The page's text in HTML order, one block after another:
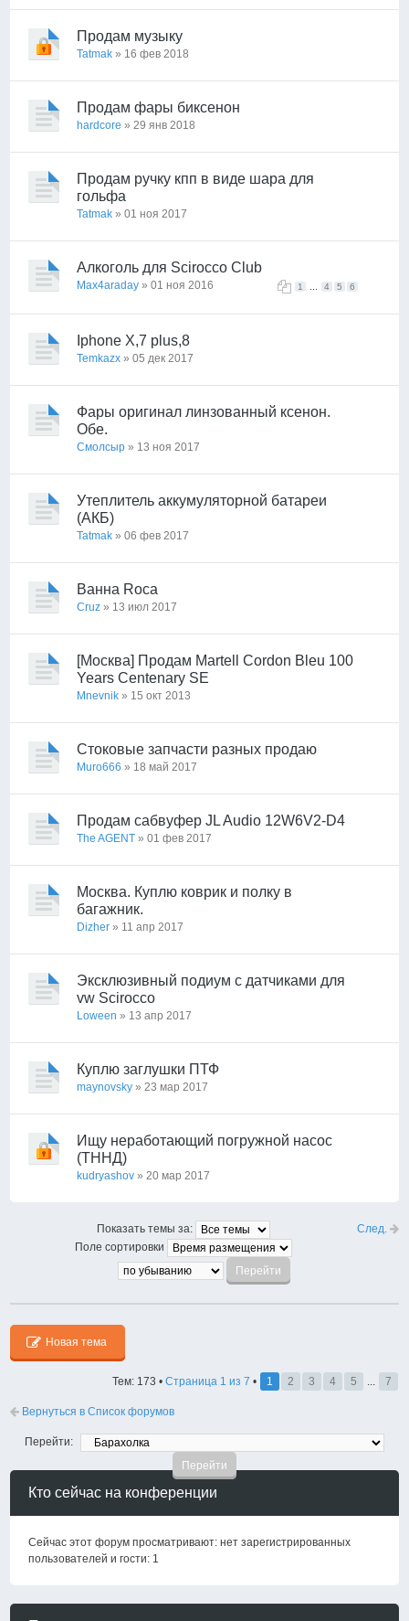
Продам музыку
Tatmak » 16 фев 2018
Продам фары биксенон
hardcore » 29 янв 2018
Продам ручку кпп в виде шара для
гольфа
Tatmak » 01 ноя 2017
Алкоголь для Scirocco Club
1 4 5 6
Max4araday » 01 ноя 2016
Iphone X,7 plus,8
Temkazx » 05 дек 2017
Фары оригинал линзованный ксенон.
Обе.
Смолсыр » 13 ноя 2017
Утеплитель аккумуляторной батареи
(АКБ)
Tatmak » 06 фев 2017
Ванна Roca
Cruz » 13 июл 2017
[Москва] Продам Martell Cordon Bleu 100
Years Centenary SE
Mnevnik » 15 окт 2013
Стоковые запчасти разных продаю
Muro666 » 18 май 2017
Продам сабвуфер JL Audio 12W6V2-D4
The AGENT » 01 фев 2017
Москва. Куплю коврик и полку в
багажник.
Dizher » 11 апр 2017
Эксклюзивный подиум с датчиками для
vw Scirocco
Loween » 13 апр 2017
Куплю заглушки ПТФ
maynovsky » 23 мар 2017
Ищу неработающий погружной насос
(ТННД)
kudryashov » 20 мар 2017
След.
Показать темы за:
Поле сортировки
Новая тема
Тем: 173 • Страница 1 из 7 • 1 2 3 4 5 ... 7
Вернуться в Список форумов
Перейти:
Кто сейчас на конференции
Сейчас этот форум просматривают: нет зарегистрированных
пользователей и гости: 1